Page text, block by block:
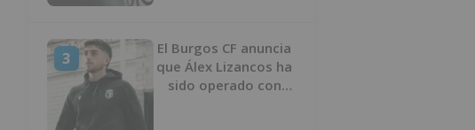
3
El Burgos CF anuncia
que Álex Lizancos ha
sido operado con